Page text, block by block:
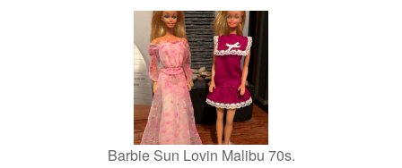
Barbie Sun Lovin Malibu 70s.